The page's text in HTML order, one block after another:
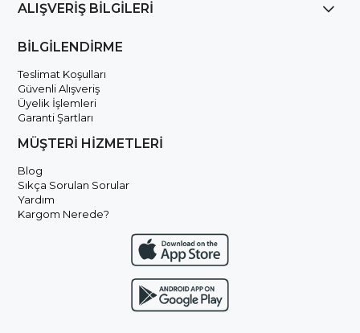
ALIŞVERİŞ BİLGİLERİ
BİLGİLENDİRME
Teslimat Koşulları
Güvenli Alışveriş
Üyelik İşlemleri
Garanti Şartları
MÜŞTERİ HİZMETLERİ
Blog
Sıkça Sorulan Sorular
Yardım
Kargom Nerede?